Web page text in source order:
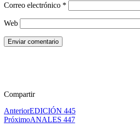
Correo electrónico *
Web
Enviar comentario
Compartir
AnteriorEDICIÓN 445
PróximoANALES 447